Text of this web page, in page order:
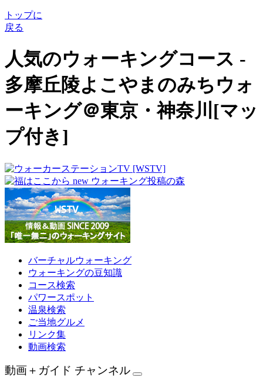
トップに
戻る
人気のウォーキングコース -
多摩丘陵よこやまのみちウォ
ーキング＠東京・神奈川[マッ
プ付き]
バーチャルウォーキング
ウォーキングの豆知識
コース検索
パワースポット
温泉検索
ご当地グルメ
リンク集
動画検索
動画＋ガイド チャンネル